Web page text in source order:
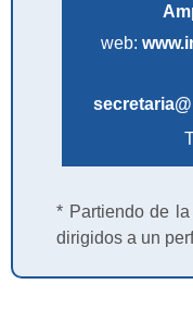
web:
* Partiendo de
dirigidos a un